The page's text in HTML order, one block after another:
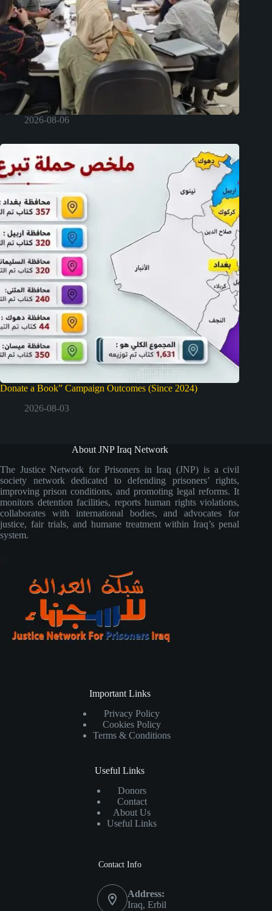
2026-08-06
Donate a Book” Campaign Outcomes (Since 2024)
2026-08-03
About JNP Iraq Network
The Justice Network for Prisoners in Iraq (JNP) is a civil
society network dedicated to defending prisoners’ rights,
improving prison conditions, and promoting legal reforms. It
monitors detention facilities, reports human rights violations,
collaborates with international bodies, and advocates for
justice, fair trials, and humane treatment within Iraq’s penal
system.
Important Links
Privacy Policy
Cookies Policy
Terms & Conditions
Useful Links
Donors
Contact
About Us
Useful Links
Contact Info
Address:
Iraq, Erbil